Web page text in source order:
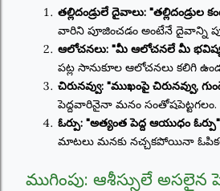
తల్లిదండ్రులే దైవాలు: "తల్లిదండ్రుల
వారిని పూజించడం అంటేనే దైవాన్ని
ఆలోచనలు: "మీ ఆలోచనలే మీ
పట్ల సానుకూల ఆలోచనలు కలిగి
చిరునవ్వు: "ముఖంపై చిరునవ్వు,
పెద్దవారినైనా మనం సంతోషపెట్టగలం.
ఓర్పు: "అత్యంత పెద్ద ఆయుధం ఓర్పు"
మాటలు మనకు నచ్చకపోయినా
ముగింపు: ఆశీస్సులే అసలైన